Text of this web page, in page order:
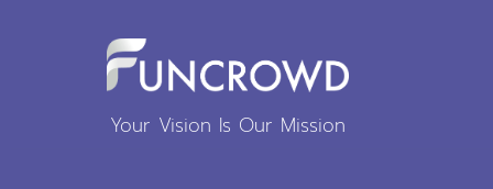
Your Vision Is Our Mission